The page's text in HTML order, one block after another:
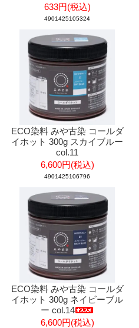
633円(税込)
4901425105324
ECO染料 みや古染 コールダ
イホット 300g スカイブルー
col.11
6,600円(税込)
4901425106796
ECO染料 みや古染 コールダ
イホット 300g ネイビーブル
ー col.14
6,600円(税込)